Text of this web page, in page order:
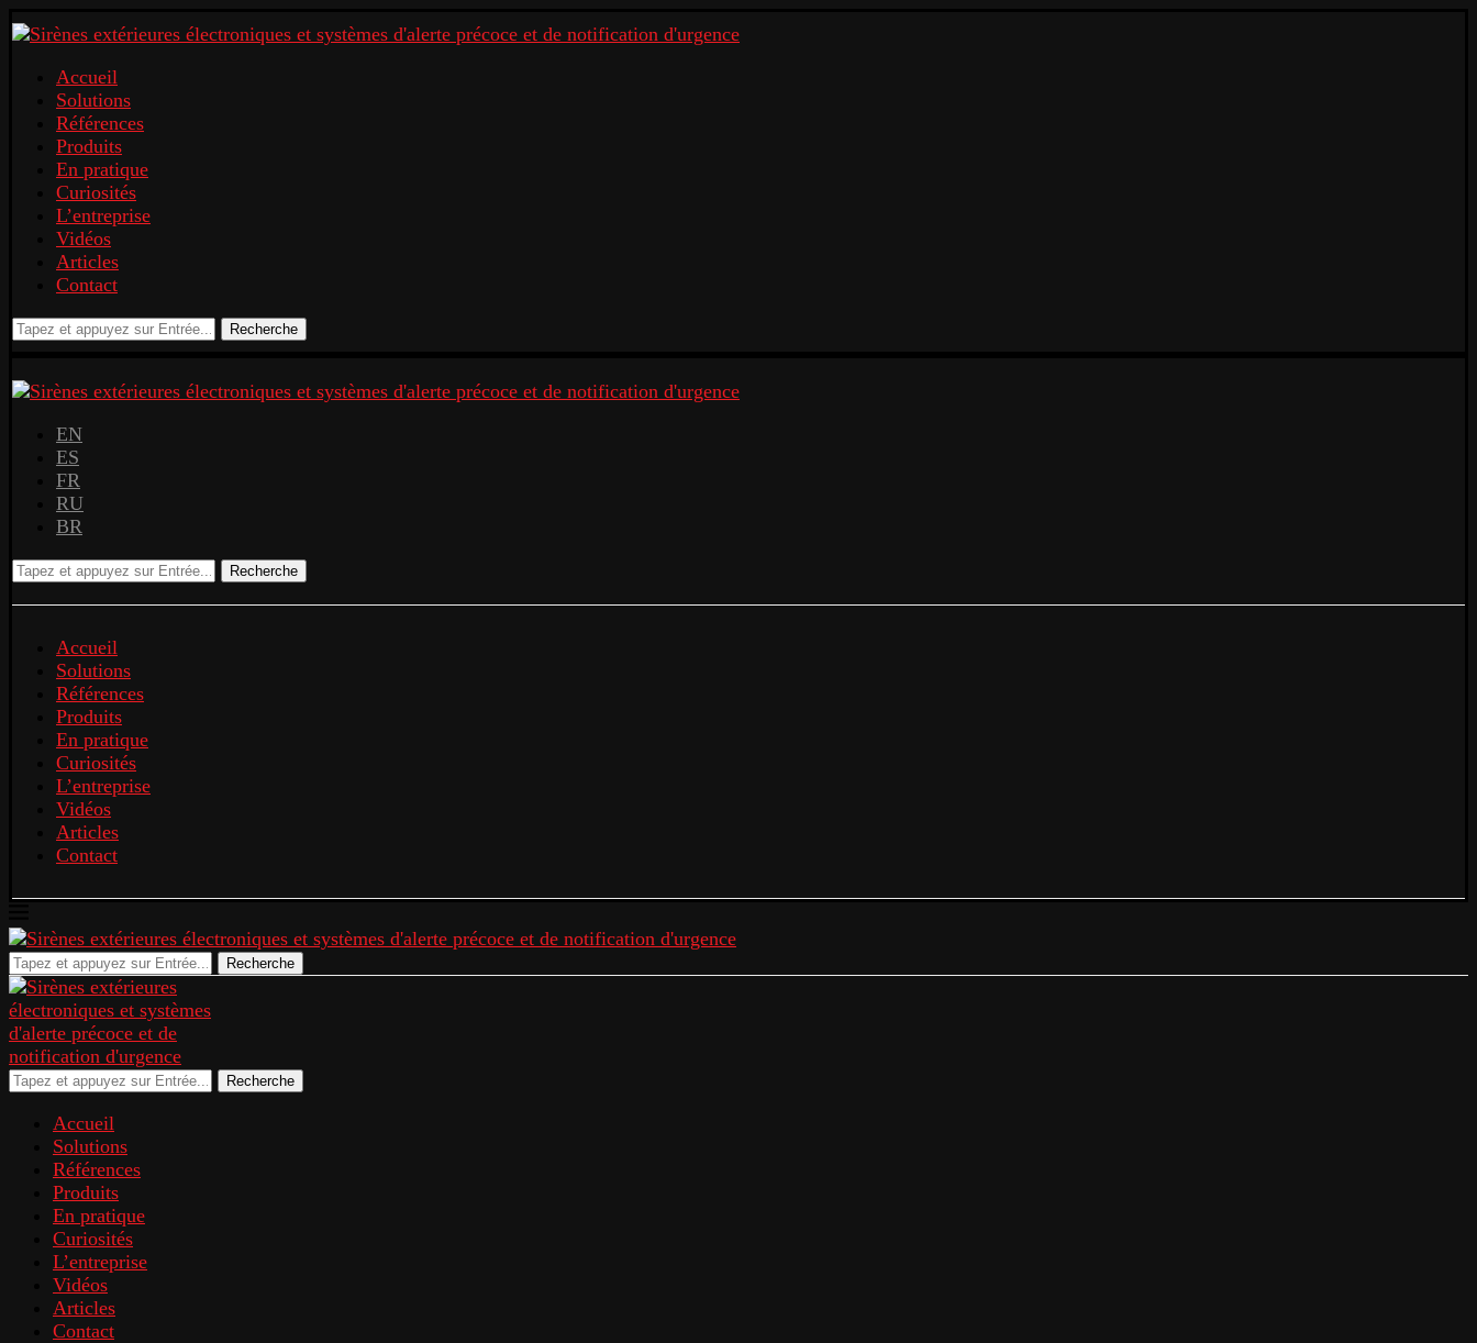
Accueil
Solutions
Références
Produits
En pratique
Curiosités
L’entreprise
Vidéos
Articles
Contact
Recherche
EN
ES
FR
RU
BR
Recherche
Accueil
Solutions
Références
Produits
En pratique
Curiosités
L’entreprise
Vidéos
Articles
Contact
Recherche
Recherche
Accueil
Solutions
Références
Produits
En pratique
Curiosités
L’entreprise
Vidéos
Articles
Contact